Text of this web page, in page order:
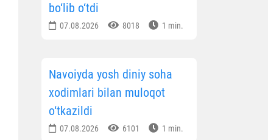
bo‘lib o‘tdi
07.08.2026 8018 1 min.
Navoiyda yosh diniy soha
xodimlari bilan muloqot
o‘tkazildi
07.08.2026 6101 1 min.